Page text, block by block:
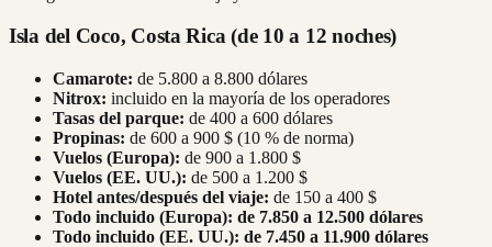
Isla del Coco, Costa Rica (de 10 a 12 noches)
Camarote: de 5.800 a 8.800 dólares
Nitrox: incluido en la mayoría de los operadores
Tasas del parque: de 400 a 600 dólares
Propinas: de 600 a 900 $ (10 % de norma)
Vuelos (Europa): de 900 a 1.800 $
Vuelos (EE. UU.): de 500 a 1.200 $
Hotel antes/después del viaje: de 150 a 400 $
Todo incluido (Europa): de 7.850 a 12.500 dólares
Todo incluido (EE. UU.): de 7.450 a 11.900 dólares